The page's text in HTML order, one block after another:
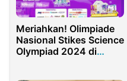
Meriahkan! Olimpiade
Nasional Stikes Science
Olympiad 2024 di